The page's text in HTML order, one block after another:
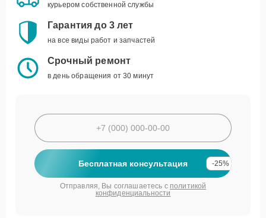
курьером собственной службы
Гарантия до 3 лет
на все виды работ и запчастей
Срочный ремонт
в день обращения от 30 минут
Бесплатная консультация -25%
Отправляя, Вы соглашаетесь с политикой
конфиденциальности